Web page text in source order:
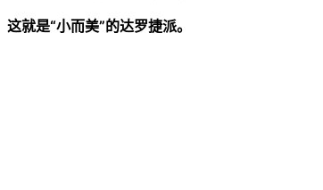
这就是“小而美”的达罗捷派。